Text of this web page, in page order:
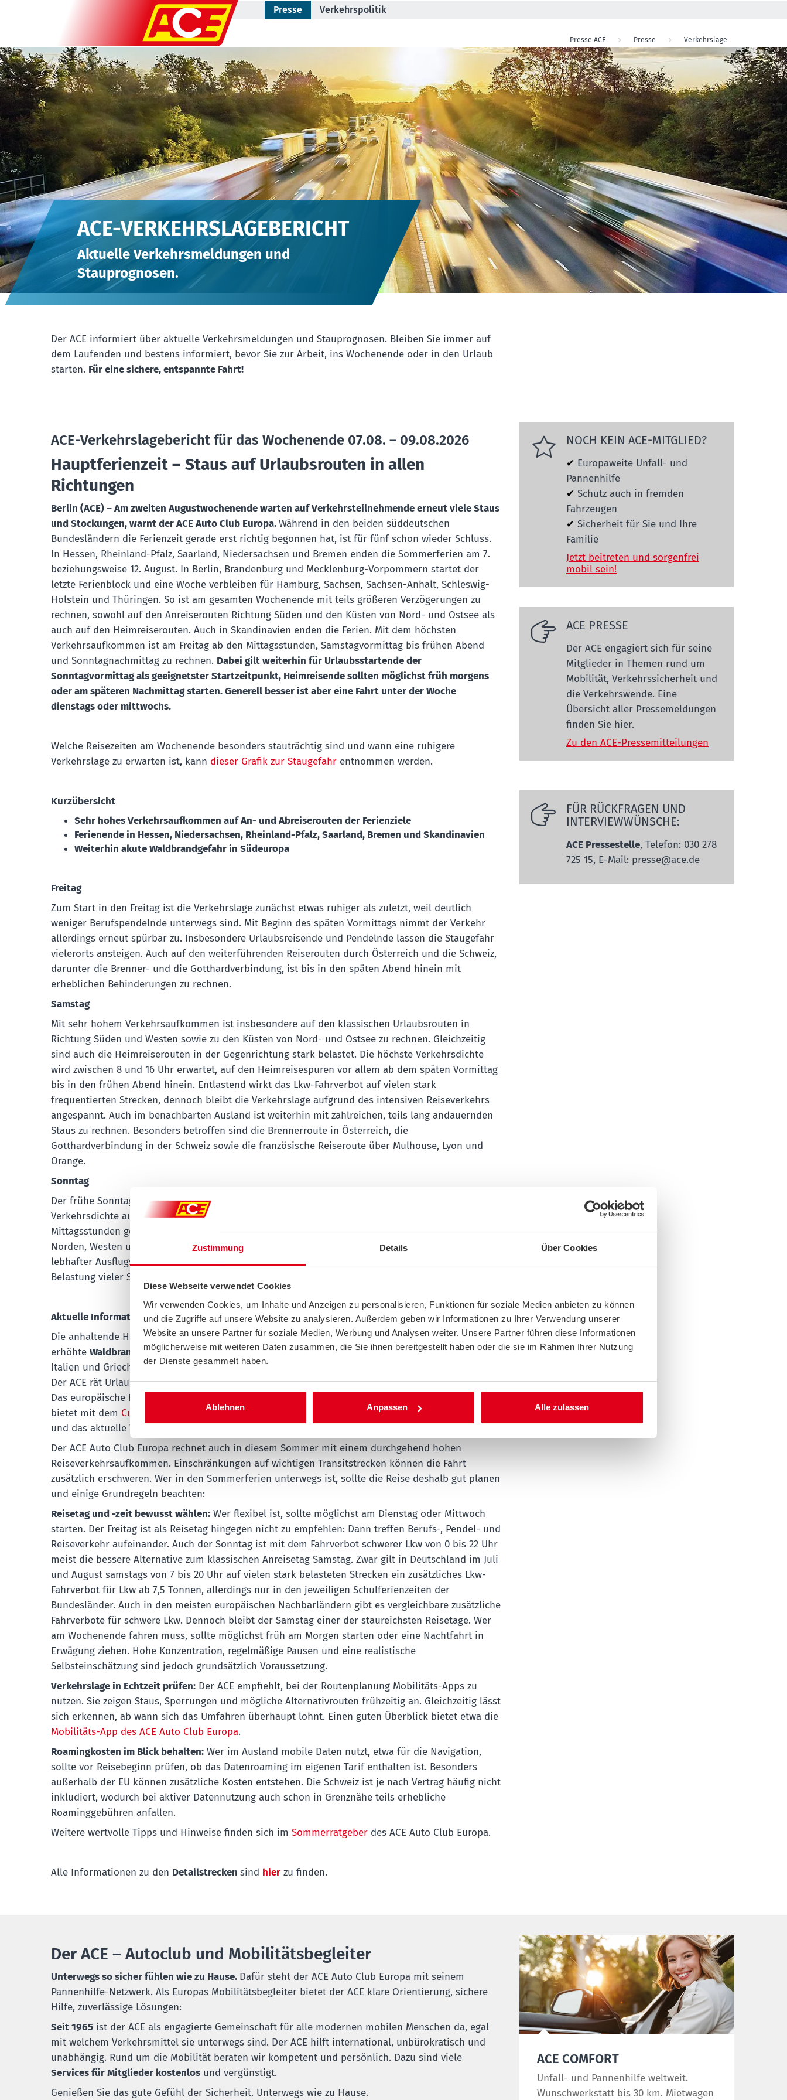
Zustimmung Details Über Cookies
Diese Webseite verwendet Cookies
Wir verwenden Cookies, um Inhalte und Anzeigen zu personalisieren, Funktionen für soziale Medien anbieten zu können
und die Zugriffe auf unsere Website zu analysieren. Außerdem geben wir Informationen zu Ihrer Verwendung unserer
Website an unsere Partner für soziale Medien, Werbung und Analysen weiter. Unsere Partner führen diese Informationen
möglicherweise mit weiteren Daten zusammen, die Sie ihnen bereitgestellt haben oder die sie im Rahmen Ihrer Nutzung
der Dienste gesammelt haben.
Ablehnen Anpassen Alle zulassen
Presse Verkehrspolitik
Presse ACE Presse Verkehrslage
ACE-VERKEHRSLAGEBERICHT
Aktuelle Verkehrsmeldungen und
Stauprognosen.
Der ACE informiert über aktuelle Verkehrsmeldungen und Stauprognosen. Bleiben Sie immer auf
dem Laufenden und bestens informiert, bevor Sie zur Arbeit, ins Wochenende oder in den Urlaub
starten. Für eine sichere, entspannte Fahrt!
ACE-Verkehrslagebericht für das Wochenende 07.08. – 09.08.2026
Hauptferienzeit – Staus auf Urlaubsrouten in allen
Richtungen
Berlin (ACE) – Am zweiten Augustwochenende warten auf Verkehrsteilnehmende erneut viele Staus
und Stockungen, warnt der ACE Auto Club Europa.Während in den beiden süddeutschen
Bundesländern die Ferienzeit gerade erst richtig begonnen hat, ist für fünf schon wieder Schluss.
In Hessen, Rheinland-Pfalz, Saarland, Niedersachsen und Bremen enden die Sommerferien am 7.
beziehungsweise 12. August. In Berlin, Brandenburg und Mecklenburg-Vorpommern startet der
letzte Ferienblock und eine Woche verbleiben für Hamburg, Sachsen, Sachsen-Anhalt, Schleswig-
Holstein und Thüringen. So ist am gesamten Wochenende mit teils größeren Verzögerungen zu
rechnen, sowohl auf den Anreiserouten Richtung Süden und den Küsten von Nord- und Ostsee als
auch auf den Heimreiserouten. Auch in Skandinavien enden die Ferien. Mit dem höchsten
Verkehrsaufkommen ist am Freitag ab den Mittagsstunden, Samstagvormittag bis frühen Abend
und Sonntagnachmittag zu rechnen. Dabei gilt weiterhin für Urlaubsstartende der
Sonntagvormittag als geeignetster Startzeitpunkt, Heimreisende sollten möglichst früh morgens
oder am späteren Nachmittag starten. Generell besser ist aber eine Fahrt unter der Woche
dienstags oder mittwochs.
Welche Reisezeiten am Wochenende besonders stauträchtig sind und wann eine ruhigere
Verkehrslage zu erwarten ist, kann dieser Grafik zur Staugefahr entnommen werden.
Kurzübersicht
Sehr hohes Verkehrsaufkommen auf An- und Abreiserouten der Ferienziele
Ferienende in Hessen, Niedersachsen, Rheinland-Pfalz, Saarland, Bremen und Skandinavien
Weiterhin akute Waldbrandgefahr in Südeuropa
Freitag
Zum Start in den Freitag ist die Verkehrslage zunächst etwas ruhiger als zuletzt, weil deutlich
weniger Berufspendelnde unterwegs sind. Mit Beginn des späten Vormittags nimmt der Verkehr
allerdings erneut spürbar zu. Insbesondere Urlaubsreisende und Pendelnde lassen die Staugefahr
vielerorts ansteigen. Auch auf den weiterführenden Reiserouten durch Österreich und die Schweiz,
darunter die Brenner- und die Gotthardverbindung, ist bis in den späten Abend hinein mit
erheblichen Behinderungen zu rechnen.
Samstag
Mit sehr hohem Verkehrsaufkommen ist insbesondere auf den klassischen Urlaubsrouten in
Richtung Süden und Westen sowie zu den Küsten von Nord- und Ostsee zu rechnen. Gleichzeitig
sind auch die Heimreiserouten in der Gegenrichtung stark belastet. Die höchste Verkehrsdichte
wird zwischen 8 und 16 Uhr erwartet, auf den Heimreisespuren vor allem ab dem späten Vormittag
bis in den frühen Abend hinein. Entlastend wirkt das Lkw-Fahrverbot auf vielen stark
frequentierten Strecken, dennoch bleibt die Verkehrslage aufgrund des intensiven Reiseverkehrs
angespannt. Auch im benachbarten Ausland ist weiterhin mit zahlreichen, teils lang andauernden
Staus zu rechnen. Besonders betroffen sind die Brennerroute in Österreich, die
Gotthardverbindung in der Schweiz sowie die französische Reiseroute über Mulhouse, Lyon und
Orange.
Sonntag
Der frühe Sonntagmorgen bleibt das günstigste Zeitfenster für längere Fahrten. Danach steigt die
Verkehrsdichte auf den Reiserouten in Richtung der Urlaubsregionen an. Mit Beginn der
Mittagsstunden gewinnt der Rückreiseverkehr an Bedeutung und sorgt vor allem in Richtung
Norden, Westen und Nordwesten bis zum Abend für eine hohe Staugefahr. Zusätzlich führt
lebhafter Ausflugsverkehr rund um Seen, Küsten und Naherholungsgebiete zu einer starken
Belastung vieler Straßen.
Aktuelle Informationen
Die anhaltende Hitzewelle und Trockenheit in Süd- und Mitteleuropa hat weiterhin eine stark
erhöhte Waldbrandgefahrzur Folge. Aktuelle Brände in Frankreich sowie in Spanien, Portugal,
Italien und Griechenland können Reiserouten kurzfristig blockieren oder zu Evakuierungen führen.
Der ACE rät Urlauberinnen und Urlaubern dringend, sich zur Lage auf ihrer Route zu informieren:
Das europäische Informationssystem Copernicus EFFIS (European Forest Fire Information System)
bietet mit dem Current Situation Viewereine interaktive, tagesaktuelle Karte über aktive Brände
und das aktuelle Waldbrandrisiko in ganz Europa.
Der ACE Auto Club Europa rechnet auch in diesem Sommer mit einem durchgehend hohen
Reiseverkehrsaufkommen. Einschränkungen auf wichtigen Transitstrecken können die Fahrt
zusätzlich erschweren. Wer in den Sommerferien unterwegs ist, sollte die Reise deshalb gut planen
und einige Grundregeln beachten:
Reisetag und -zeit bewusst wählen: Wer flexibel ist, sollte möglichst am Dienstag oder Mittwoch
starten. Der Freitag ist als Reisetag hingegen nicht zu empfehlen: Dann treffen Berufs-, Pendel- und
Reiseverkehr aufeinander. Auch der Sonntag ist mit dem Fahrverbot schwerer Lkw von 0 bis 22 Uhr
meist die bessere Alternative zum klassischen Anreisetag Samstag. Zwar gilt in Deutschland im Juli
und August samstags von 7 bis 20 Uhr auf vielen stark belasteten Strecken ein zusätzliches Lkw-
Fahrverbot für Lkw ab 7,5 Tonnen, allerdings nur in den jeweiligen Schulferienzeiten der
Bundesländer. Auch in den meisten europäischen Nachbarländern gibt es vergleichbare zusätzliche
Fahrverbote für schwere Lkw. Dennoch bleibt der Samstag einer der staureichsten Reisetage. Wer
am Wochenende fahren muss, sollte möglichst früh am Morgen starten oder eine Nachtfahrt in
Erwägung ziehen. Hohe Konzentration, regelmäßige Pausen und eine realistische
Selbsteinschätzung sind jedoch grundsätzlich Voraussetzung.
Verkehrslage in Echtzeit prüfen: Der ACE empfiehlt, bei der Routenplanung Mobilitäts-Apps zu
nutzen. Sie zeigen Staus, Sperrungen und mögliche Alternativrouten frühzeitig an. Gleichzeitig lässt
sich erkennen, ab wann sich das Umfahren überhaupt lohnt. Einen guten Überblick bietet etwa die
Mobilitäts-App des ACE Auto Club Europa.
Roamingkosten im Blick behalten: Wer im Ausland mobile Daten nutzt, etwa für die Navigation,
sollte vor Reisebeginn prüfen, ob das Datenroaming im eigenen Tarif enthalten ist. Besonders
außerhalb der EU können zusätzliche Kosten entstehen. Die Schweiz ist je nach Vertrag häufig nicht
inkludiert, wodurch bei aktiver Datennutzung auch schon in Grenznähe teils erhebliche
Roaminggebühren anfallen.
Weitere wertvolle Tipps und Hinweise finden sich im Sommerratgeber des ACE Auto Club Europa.
Alle Informationen zu den Detailstrecken sind hier zu finden.
NOCH KEIN ACE-MITGLIED?
✔ Europaweite Unfall- und
Pannenhilfe
✔ Schutz auch in fremden
Fahrzeugen
✔ Sicherheit für Sie und Ihre
Familie
Jetzt beitreten und sorgenfrei
mobil sein!
ACE PRESSE
Der ACE engagiert sich für seine
Mitglieder in Themen rund um
Mobilität, Verkehrssicherheit und
die Verkehrswende. Eine
Übersicht aller Pressemeldungen
finden Sie hier.
Zu den ACE-Pressemitteilungen
FÜR RÜCKFRAGEN UND
INTERVIEWWÜNSCHE:
ACE Pressestelle, Telefon: 030 278
725 15, E-Mail: presse@ace.de
Der ACE – Autoclub und Mobilitätsbegleiter
Unterwegs so sicher fühlen wie zu Hause. Dafür steht der ACE Auto Club Europa mit seinem
Pannenhilfe-Netzwerk. Als Europas Mobilitätsbegleiter bietet der ACE klare Orientierung, sichere
Hilfe, zuverlässige Lösungen:
Seit 1965 ist der ACE als engagierte Gemeinschaft für alle modernen mobilen Menschen da, egal
mit welchem Verkehrsmittel sie unterwegs sind. Der ACE hilft international, unbürokratisch und
unabhängig. Rund um die Mobilität beraten wir kompetent und persönlich. Dazu sind viele
Services für Mitglieder kostenlos und vergünstigt.
Genießen Sie das gute Gefühl der Sicherheit. Unterwegs wie zu Hause.
ACE COMFORT
Unfall- und Pannenhilfe weltweit.
Wunschwerkstatt bis 30 km. Mietwagen